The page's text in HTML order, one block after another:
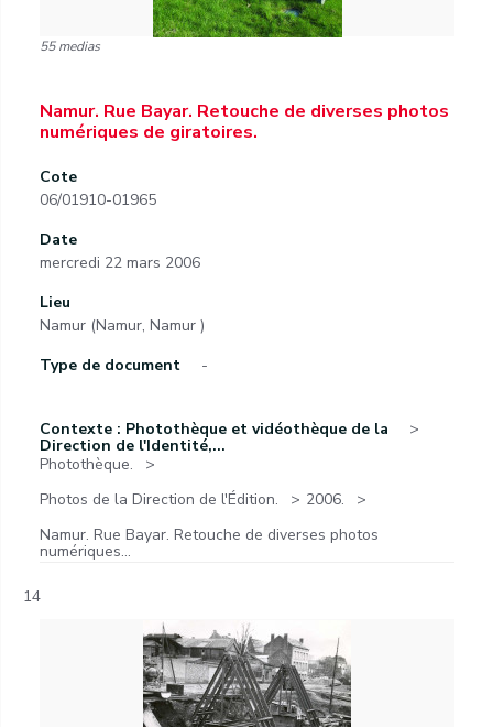
55 medias
Namur. Rue Bayar. Retouche de diverses photos
numériques de giratoires.
Cote
06/01910-01965
Date
mercredi 22 mars 2006
Lieu
Namur (Namur, Namur )
Type de document
-
Contexte : Photothèque et vidéothèque de la
Direction de l'Identité,...
Photothèque.
Photos de la Direction de l'Édition.
2006.
Namur. Rue Bayar. Retouche de diverses photos
numériques...
14